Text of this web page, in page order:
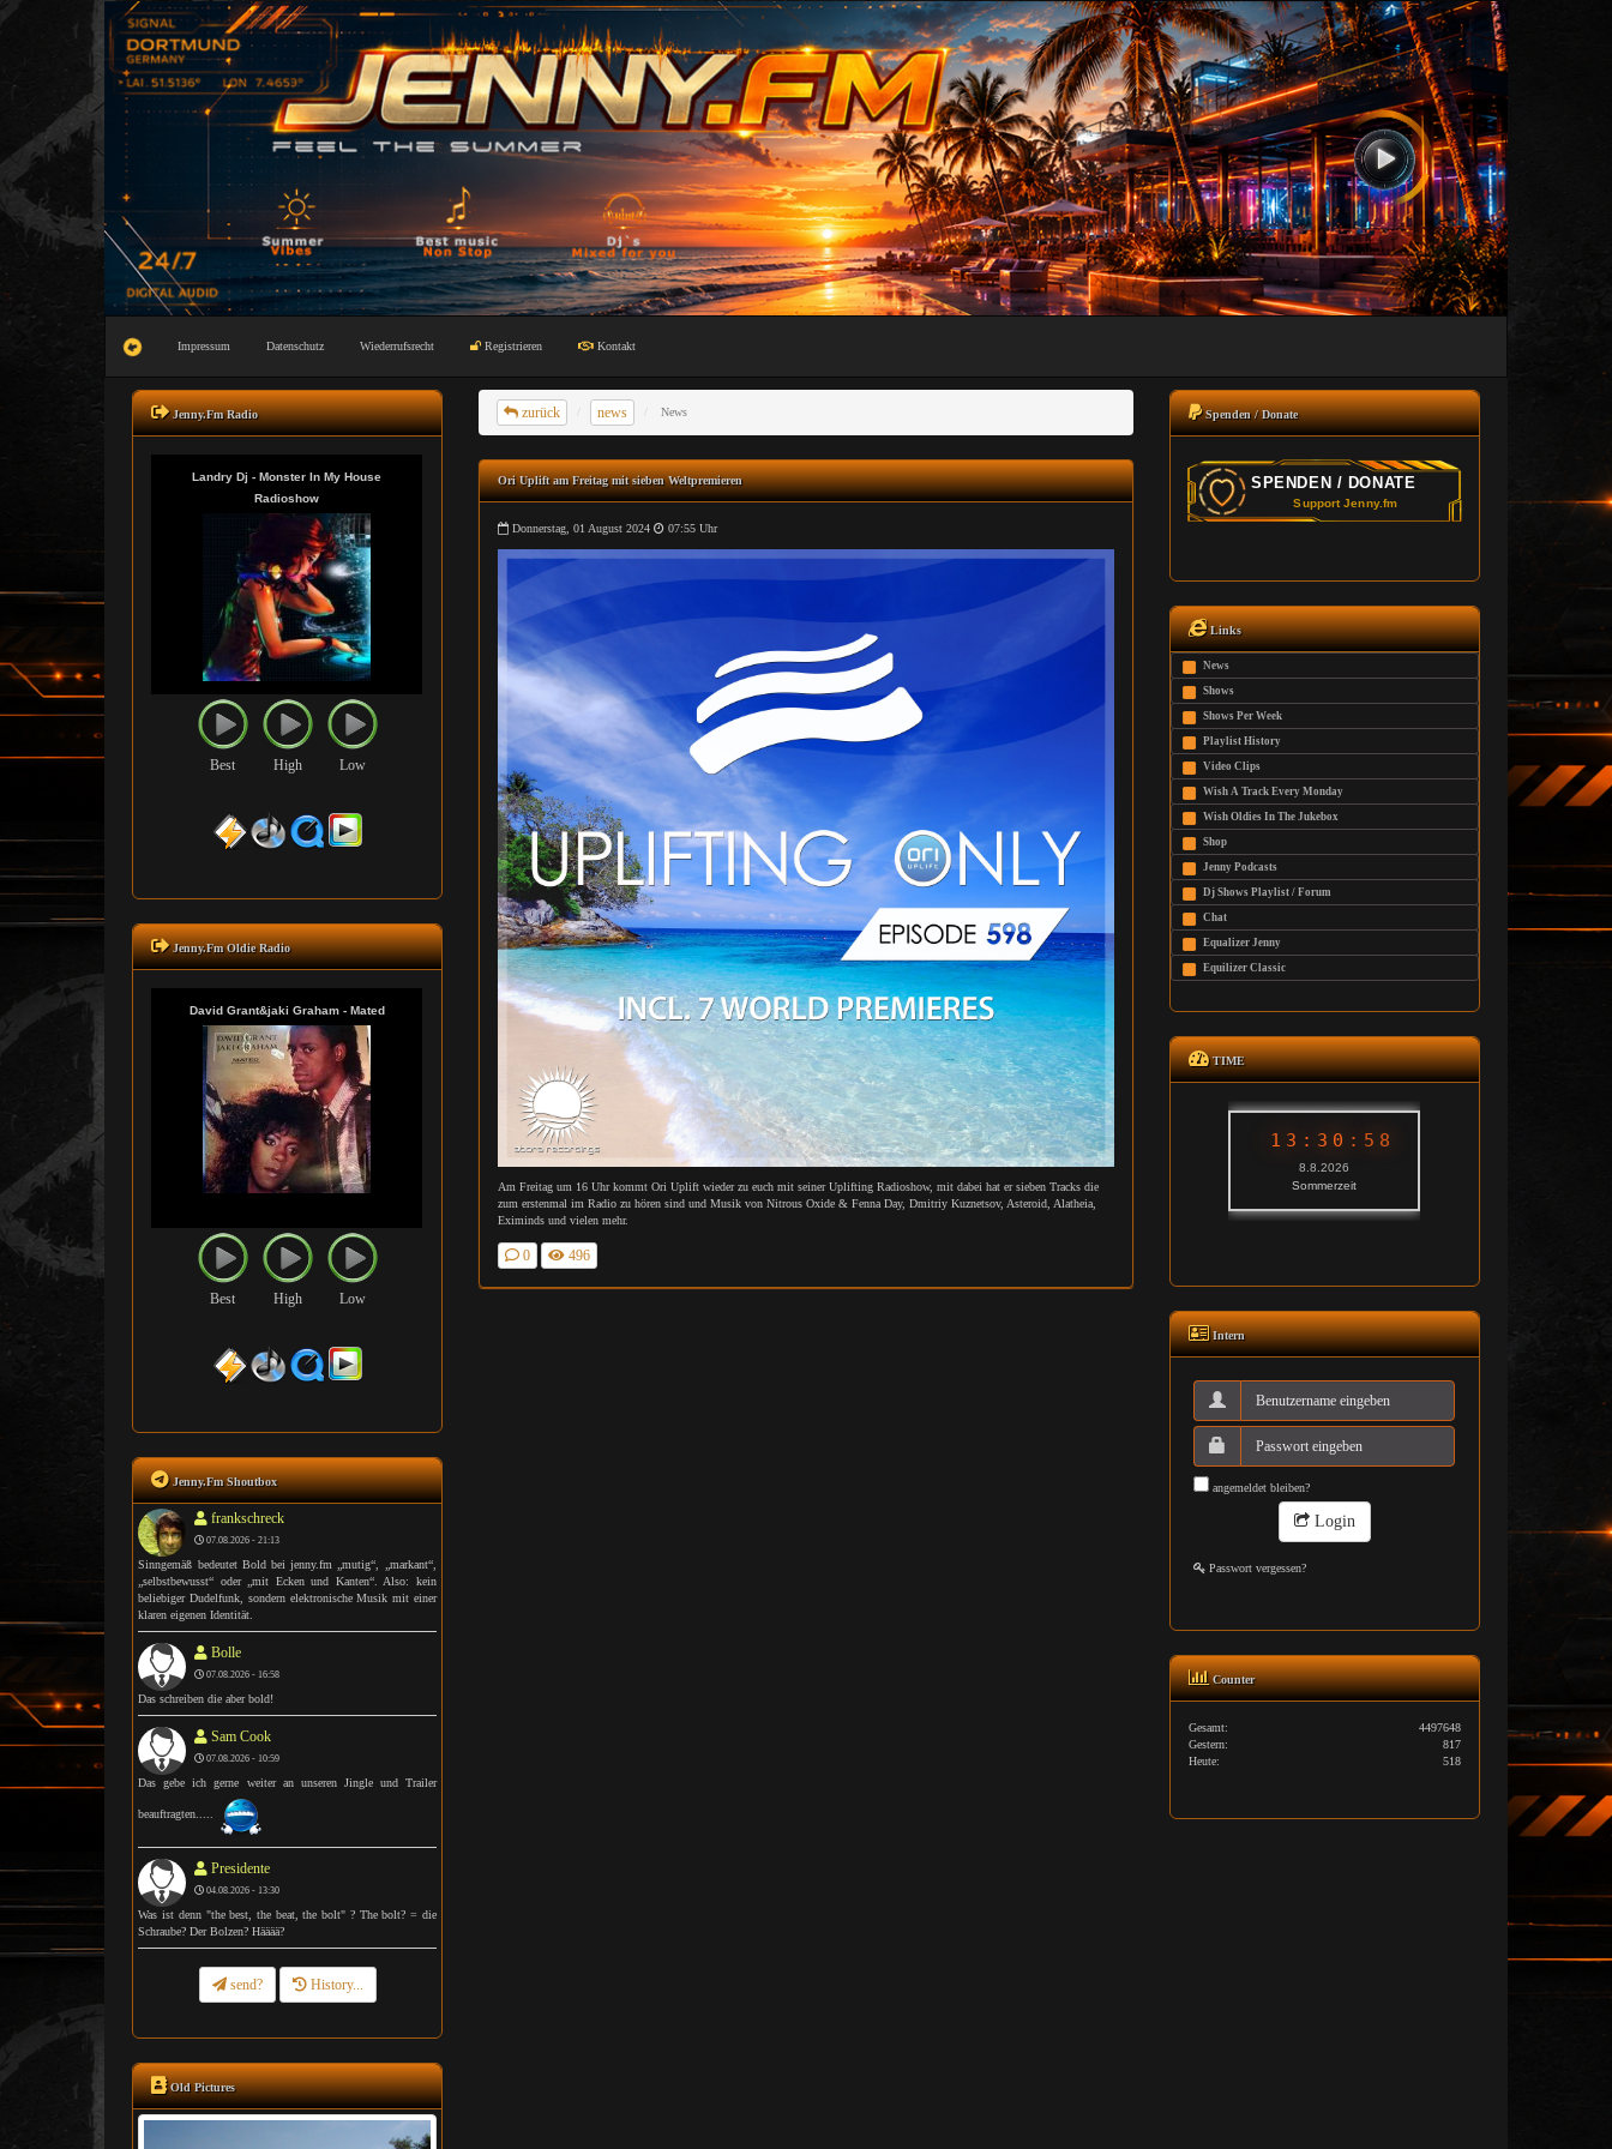
Impressum Datenschutz Wiederrufsrecht Registrieren Kontakt
Jenny.Fm Radio
Best High Low
Jenny.Fm Oldie Radio
Best High Low
Jenny.Fm Shoutbox
frankschreck
07.08.2026 - 21:13
Sinngemäß bedeutet Bold bei jenny.fm „mutig“, „markant“,
„selbstbewusst“ oder „mit Ecken und Kanten“. Also: kein
beliebiger Dudelfunk, sondern elektronische Musik mit einer
klaren eigenen Identität.
Bolle
07.08.2026 - 16:58
Das schreiben die aber bold!
Sam Cook
07.08.2026 - 10:59
Das gebe ich gerne weiter an unseren Jingle und Trailer
beauftragten.....
Presidente
04.08.2026 - 13:30
Was ist denn "the best, the beat, the bolt" ? The bolt? = die
Schraube? Der Bolzen? Hääää?
send? History...
Old Pictures
zurück news News
Ori Uplift am Freitag mit sieben Weltpremieren
Donnerstag, 01 August 2024 07:55 Uhr
Am Freitag um 16 Uhr kommt Ori Uplift wieder zu euch mit seiner Uplifting Radioshow, mit dabei hat er sieben Tracks die
zum erstenmal im Radio zu hören sind und Musik von Nitrous Oxide & Fenna Day, Dmitriy Kuznetsov, Asteroid, Alatheia,
Eximinds und vielen mehr.
0 496
Spenden / Donate
Links
News
Shows
Shows Per Week
Playlist History
Video Clips
Wish A Track Every Monday
Wish Oldies In The Jukebox
Shop
Jenny Podcasts
Dj Shows Playlist / Forum
Chat
Equalizer Jenny
Equilizer Classic
TIME
Intern
angemeldet bleiben?
Login
Passwort vergessen?
Counter
Gesamt:
4497648
Gestern:
817
Heute:
518